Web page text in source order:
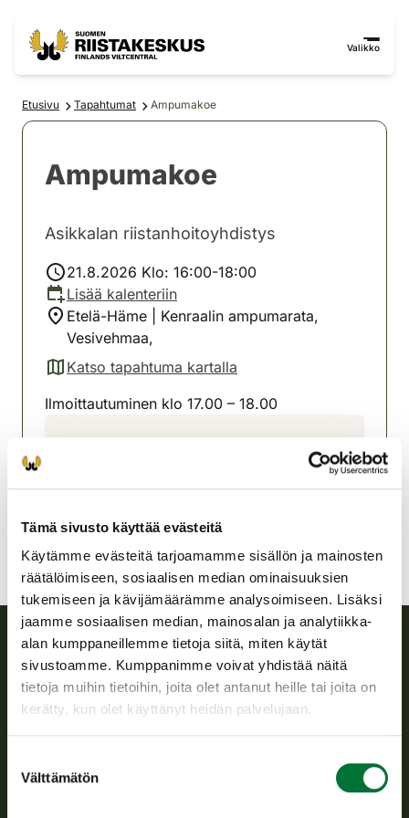
Tämä sivusto käyttää evästeitä
Käytämme evästeitä tarjoamamme sisällön ja mainosten
räätälöimiseen, sosiaalisen median ominaisuuksien
tukemiseen ja kävijämäärämme analysoimiseen. Lisäksi
jaamme sosiaalisen median, mainosalan ja analytiikka-
alan kumppaneillemme tietoja siitä, miten käytät
sivustoamme. Kumppanimme voivat yhdistää näitä
tietoja muihin tietoihin, joita olet antanut heille tai joita on
kerätty, kun olet käyttänyt heidän palvelujaan.
valinta
Välttämätön
Valikko
Etusivu Tapahtumat Ampumakoe
Ampumakoe
Asikkalan riistanhoitoyhdistys
21.8.2026 Klo: 16:00-18:00
Lisää kalenteriin
Etelä-Häme | Kenraalin ampumarata,
Vesivehmaa,
Katso tapahtuma kartalla
(avautuu uuteen välilehteen)
Ilmoittautuminen klo 17.00 – 18.00
asikkala@rhy.riista.fi
Suomen riistakeskus
Suomen riistakeskus edistää kestävää riistataloutta, tukee
hallintotehtävistä.